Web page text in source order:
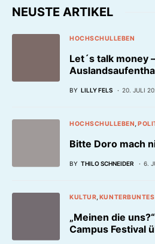
NEUSTE ARTIKEL
HOCHSCHULLEBEN
Let´s talk money
BY LILLY FELS 20. JULI
HOCHSCHULLEBEN
Bitte Doro mach
BY THILO SCHNEIDER 6.
KULTUR KUNTERBUNTES
„Meinen die
Campus Festival